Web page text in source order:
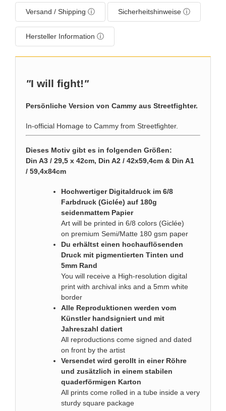
Versand / Shipping ⓘ Sicherheitshinweise ⓘ
Hersteller Information ⓘ
"I will fight!"
Persönliche Version von Cammy aus Streetfighter.
In-official Homage to Cammy from Streetfighter.
Dieses Motiv gibt es in folgenden Größen:
Din A3 / 29,5 x 42cm, Din A2 / 42x59,4cm & Din A1
/ 59,4x84cm
Hochwertiger Digitaldruck im 6/8
Farbdruck (Giclée) auf 180g
seidenmattem Papier
Art will be printed in 6/8 colors (Giclée)
on premium Semi/Matte 180 gsm paper
Du erhältst einen hochauflösenden
Druck mit pigmentierten Tinten und
5mm Rand
You will receive a High-resolution digital
print with archival inks and a 5mm white
border
Alle Reproduktionen werden vom
Künstler handsigniert und mit
Jahreszahl datiert
All reproductions come signed and dated
on front by the artist
Versendet wird gerollt in einer Röhre
und zusätzlich in einem stabilen
quaderförmigen Karton
All prints come rolled in a tube inside a very
sturdy square package